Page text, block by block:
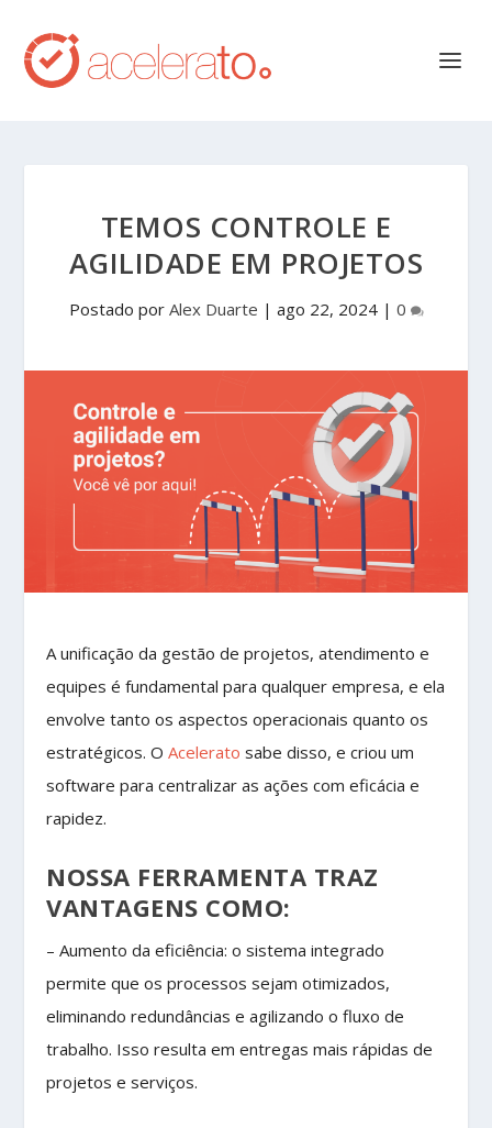
TEMOS CONTROLE E
AGILIDADE EM PROJETOS
Postado por Alex Duarte | ago 22, 2024| 0
A unificação da gestão de projetos, atendimento e
equipes é fundamental para qualquer empresa, e ela
envolve tanto os aspectos operacionais quanto os
estratégicos. OAcelerato sabe disso, e criou um
software para centralizar as ações com eficácia e
rapidez.
NOSSA FERRAMENTA TRAZ
VANTAGENS COMO:
– Aumento da eficiência: o sistema integrado
permite que os processos sejam otimizados,
eliminando redundâncias e agilizando o fluxo de
trabalho. Isso resulta em entregas mais rápidas de
projetos e serviços.